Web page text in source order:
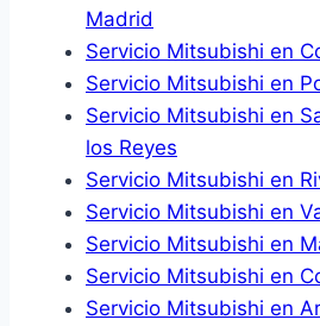
Madrid
Servicio Mitsubishi en
Servicio Mitsubishi en
Servicio Mitsubishi en
los Reyes
Servicio Mitsubishi en
Servicio Mitsubishi en
Servicio Mitsubishi en
Servicio Mitsubishi en
Servicio Mitsubishi en